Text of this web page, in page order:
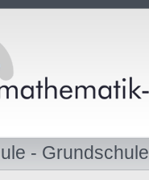
- Grundschule